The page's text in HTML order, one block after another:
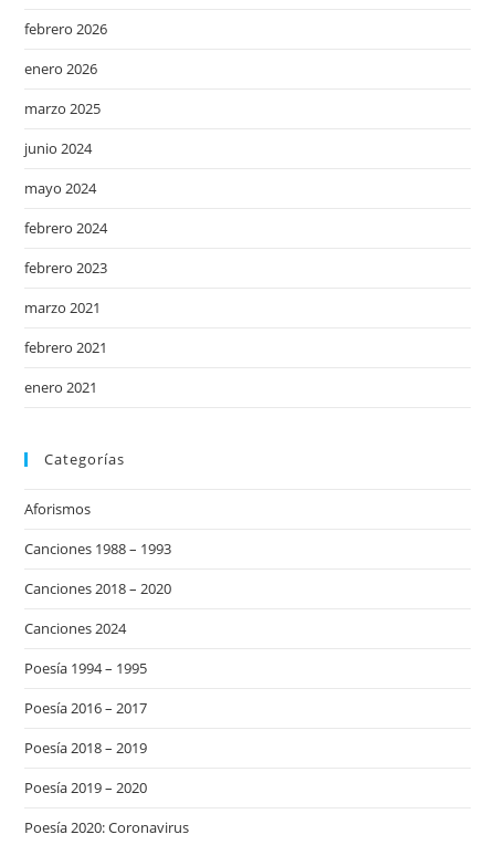
febrero 2026
enero 2026
marzo 2025
junio 2024
mayo 2024
febrero 2024
febrero 2023
marzo 2021
febrero 2021
enero 2021
Categorías
Aforismos
Canciones 1988 – 1993
Canciones 2018 – 2020
Canciones 2024
Poesía 1994 – 1995
Poesía 2016 – 2017
Poesía 2018 – 2019
Poesía 2019 – 2020
Poesía 2020: Coronavirus